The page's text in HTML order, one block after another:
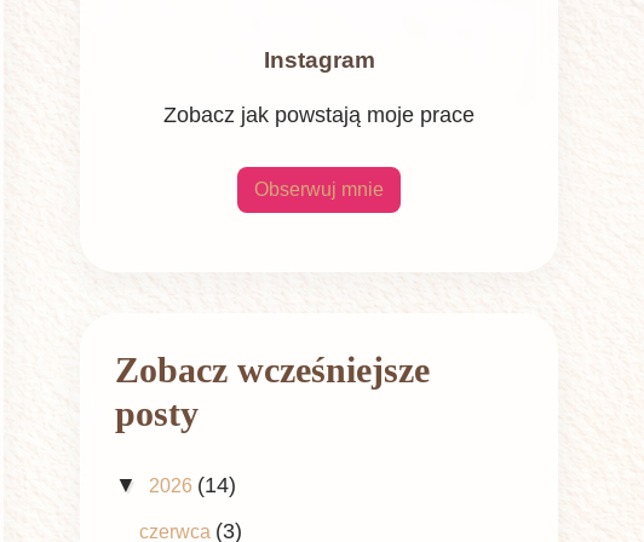
Instagram
Zobacz jak powstają moje prace
Obserwuj mnie
Zobacz wcześniejsze
posty
▼ 2026 (14)
czerwca (3)